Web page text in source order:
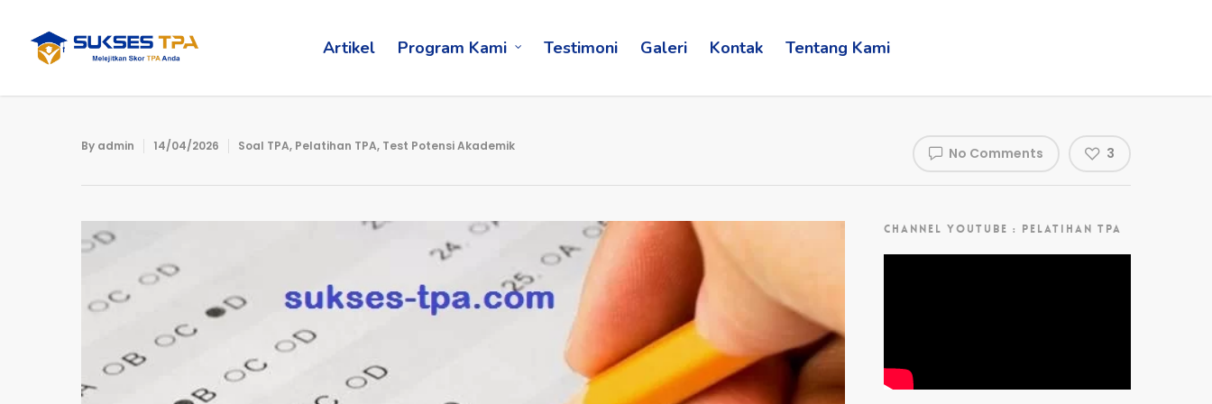
Artikel Program Kami Testimoni Galeri Kontak Tentang Kami
By admin 14/04/2026 Soal TPA, Pelatihan TPA, Test Potensi Akademik No Comments 3
CHANNEL YOUTUBE : PELATIHAN TPA